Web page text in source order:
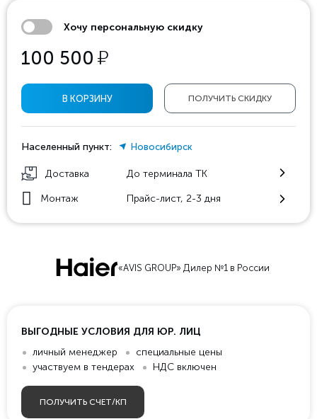
Хочу персональную скидку
100 500 у
ПОЛУЧИТЬ СКИДКУ
В КОРЗИНУ
Населенный пункт: Новосибирск
Доставка До терминала ТК
Монтаж Прайс-лист, 2-3 дня
«AVIS GROUP» Дилер №1 в России
ВЫГОДНЫЕ УСЛОВИЯ ДЛЯ ЮР. ЛИЦ
личный менеджер
специальные цены
участвуем в тендерах
НДС включен
ПОЛУЧИТЬ СЧЕТ/КП